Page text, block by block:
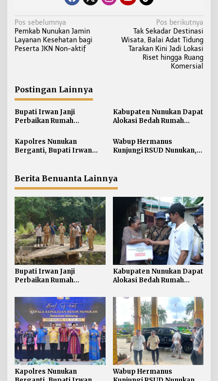
N
a
v
s
i
p
s
Pos sebelumnya
Pemkab Nunukan Jamin
Layanan Kesehatan bagi
Peserta JKN Non-aktif
Pos berikutnya
Tak Sekadar Destinasi
Wisata, Balai Adat Tidung
Tarakan Kini Jadi Lokasi
Riset hingga Ruang
Komersial
Postingan Lainnya
Bupati Irwan Janji
Perbaikan Rumah
Nunukan Tahun Ini
Kabupaten Nunukan Dapat
Alokasi Bedah Rumah
916 Unit
Kapolres Nunukan
Berganti, Bupati Irwan
Perbatasan
Wabup Hermanus
Kunjungi RSUD Nunukan,
Berita Benuanta Lainnya
Bupati Irwan Janji
Perbaikan Rumah
Nunukan Tahun Ini
Kabupaten Nunukan Dapat
Alokasi Bedah Rumah
916 Unit
Kapolres Nunukan
Wabup Hermanus